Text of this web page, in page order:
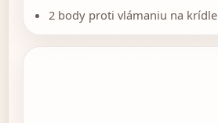
2 body proti vlámaniu na krídle